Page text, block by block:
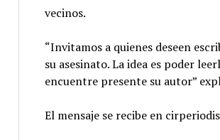
vecinos.
“Invitamos a quienes deseen
su asesinato. La idea es poder
encuentre presente su autor”
El mensaje se recibe en